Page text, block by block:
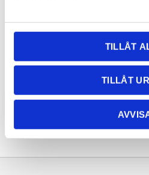
TILLÅT
TILLÅT
Skarvlösning 90 grader
Inkl. beslag, styrkex mm.
625,00